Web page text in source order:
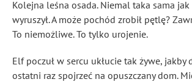
Kolejna leśna osada. Niemal taka sama
wyruszył. A może pochód zrobił pętlę?
To niemożliwe. To tylko urojenie.
Elf poczuł w sercu ukłucie tak żywe, jakby
ostatni raz spojrzeć na opuszczany dom.